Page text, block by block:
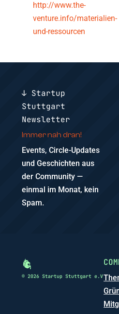
http://www.the-
venture.info/materialien-
und-ressourcen
↓ Startup
Stuttgart
Newsletter
Immer nah dran!
Events, Circle-Updates
und Geschichten aus
der Community —
einmal im Monat, kein
Spam.
© 2026 Startup Stuttgart e.V